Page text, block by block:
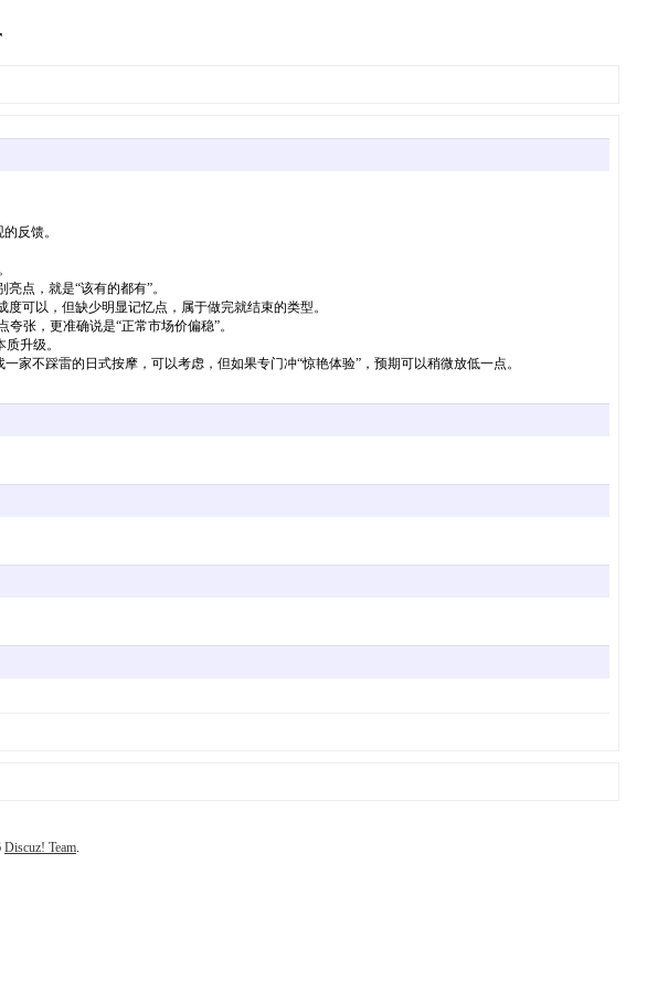
反馈。
点，就是“该有的都有”。
可以，但缺少明显记忆点，属于做完就结束的类型。
张，更准确说是“正常市场价偏稳”。
升级。
家不踩雷的日式按摩，可以考虑，但如果专门冲“惊艳体验”，预期可以稍微放低一点。
Discuz! Team.